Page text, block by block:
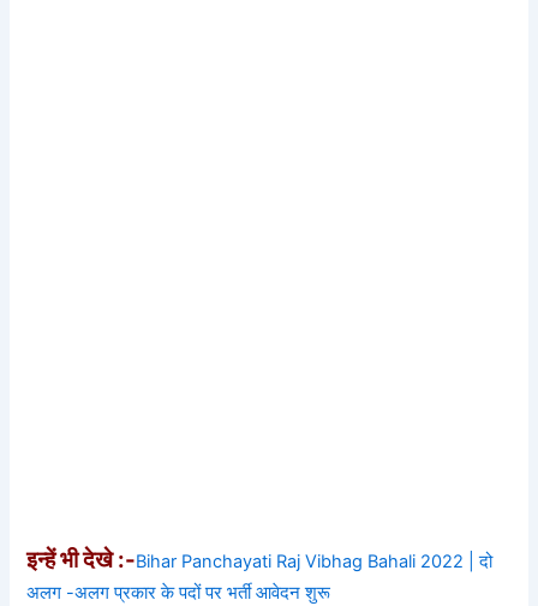
इन्हें भी देखे :-Bihar Panchayati Raj Vibhag Bahali 2022 | दो
अलग -अलग प्रकार के पदों पर भर्ती आवेदन शुरू